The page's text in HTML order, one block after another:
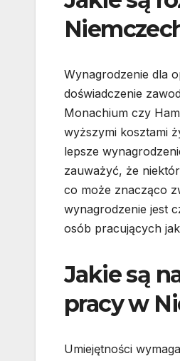
Wynagrodzenie dla
doświadczenie
Monachium czy
wyższymi kosztami
lepsze
zauważyć, że
co może znacząco
wynagrodzenie jest
osób pracujących
Jakie są
pracy w
Umiejętności